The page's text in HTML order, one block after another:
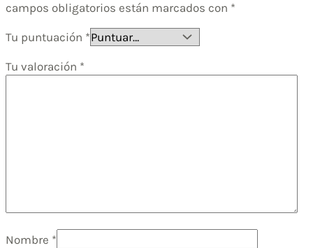
campos obligatorios están marcados con *
Tu puntuación *
Tu valoración *
Nombre *